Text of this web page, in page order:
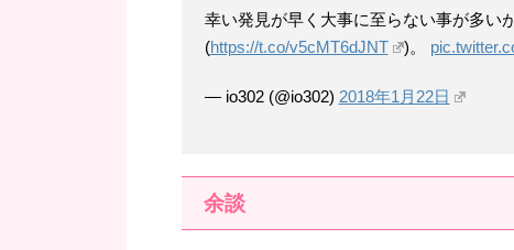
幸い発見が早く大事に至らない事が多い
(https://t.co/v5cMT6dJNT )。
— io302 (@io302) 2018年1月22日
余談